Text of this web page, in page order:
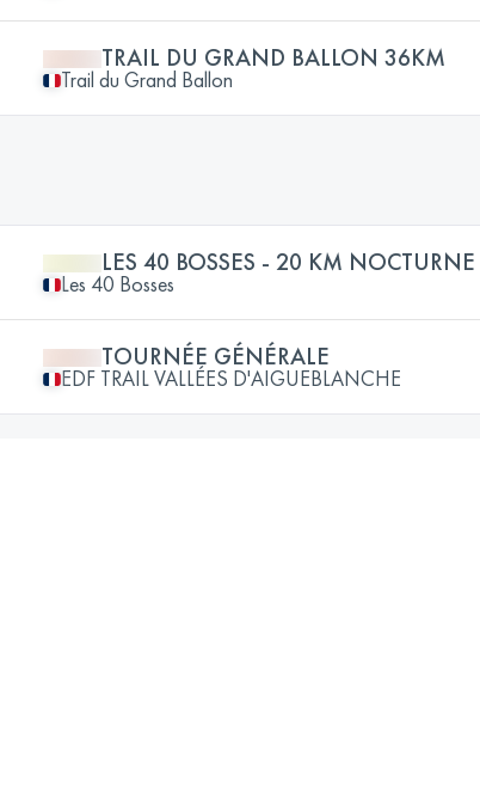
TRAIL DU GRAND BALLON 36KM
Trail du Grand Ballon
LES 40 BOSSES - 20 KM NOCTURNE
Les 40 Bosses
TOURNÉE GÉNÉRALE
EDF TRAIL VALLÉES D'AIGUEBLANCHE